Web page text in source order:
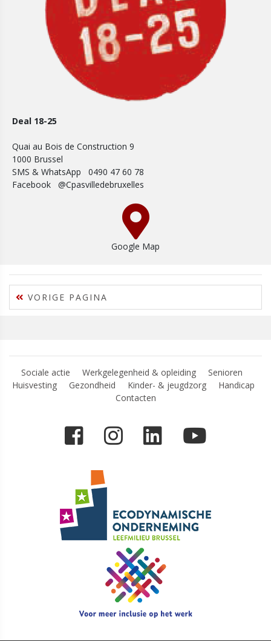
Deal 18-25
Quai au Bois de Construction 9
1000 Brussel
SMS & WhatsApp 0490 47 60 78
Facebook @Cpasvilledebruxelles
Google Map
VORIGE PAGINA
Sociale actie Werkgelegenheid & opleiding
Senioren
Huisvesting
Gezondheid Kinder- & jeugdzorg
Handicap
Contacten